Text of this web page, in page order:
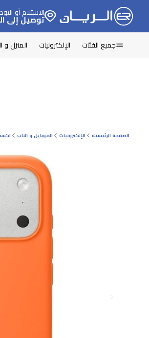
الاستلام أو
توصيل إلى
جميع الفئات الإلكترونيات المنزل و
الصفحة الرئيسية الإلكترونيات الموبايل و التاب